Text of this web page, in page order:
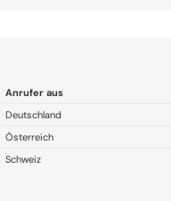
Anrufer aus
Deutschland
Österreich
Schweiz